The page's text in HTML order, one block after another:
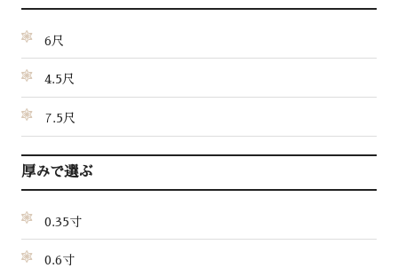
6尺
4.5尺
7.5尺
厚みで選ぶ
0.35寸
0.6寸